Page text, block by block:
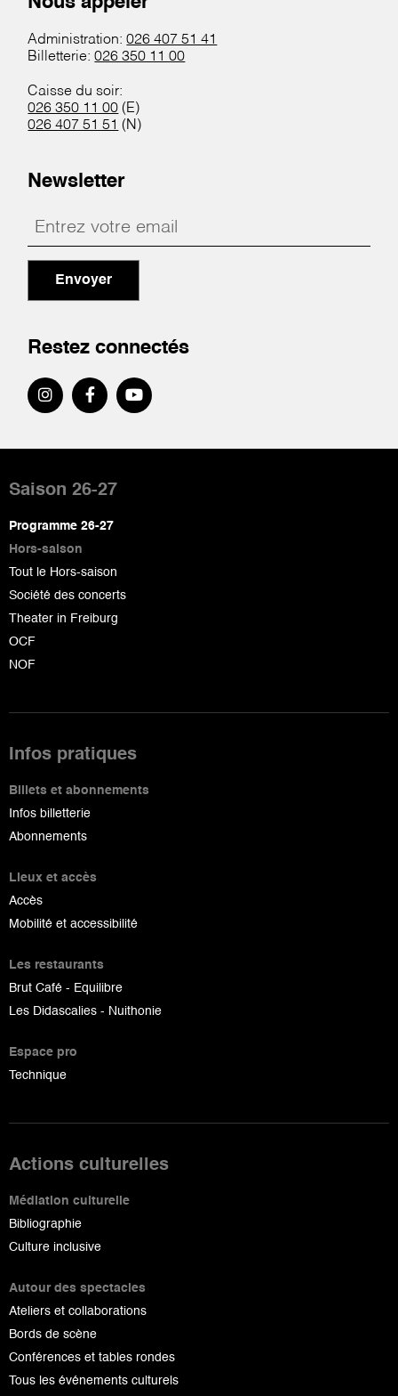
Administration:026 407 51 41
Billetterie:026 350 11 00
Caisse du soir:
026 350 11 00 (E)
026 407 51 51 (N)
Newsletter
Envoyer
Restez connectés
de
page
Saison 26-27
Programme 26-27
Hors-saison
Tout le Hors-saison
Société des concerts
Theater in Freiburg
OCF
NOF
Infos pratiques
Billets et abonnements
Infos billetterie
Abonnements
Lieux et accès
Accès
Mobilité et accessibilité
Les restaurants
Brut Café - Equilibre
Les Didascalies - Nuithonie
Espace pro
Technique
Actions culturelles
Médiation culturelle
Bibliographie
Culture inclusive
Autour des spectacles
Ateliers et collaborations
Bords de scène
Conférences et tables rondes
Tous les événements culturels